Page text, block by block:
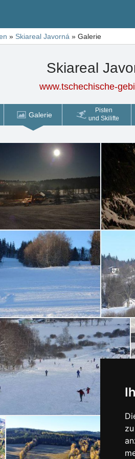
» Skiareal Javorná » Galerie
Skiareal
www.tschechische-
Galerie
Pisten
und Skilifte